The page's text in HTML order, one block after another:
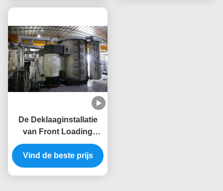
De Deklaaginstallatie
van Front Loading
Stainless Steel
Furniture PVD
Vind de beste prijs